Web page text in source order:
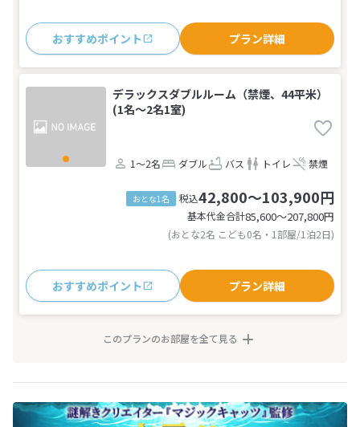
おすすめポイント プラン詳細
デラックスダブルルーム（禁煙、44平米）
(1名～2名1室)
1～2名 ダブル バス トイレ 禁煙
おとな1名 税込42,800～103,900円
基本代金合計85,600〜207,800円
(おとな2名 こども0名・1部屋/1泊2日)
おすすめポイント プラン詳細
このプランのお部屋を全て見る